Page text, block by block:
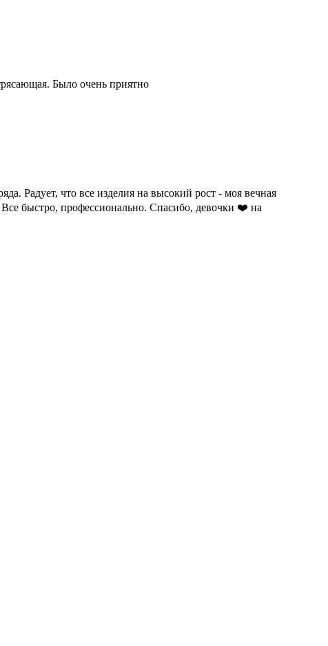
Было очень приятно
Радует, что все изделия на высокий рост - моя вечная
быстро, профессионально. Спасибо, девочки ❤️ на